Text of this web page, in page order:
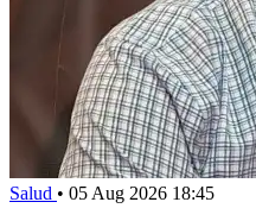
Salud • 05 Aug 2026 18:45